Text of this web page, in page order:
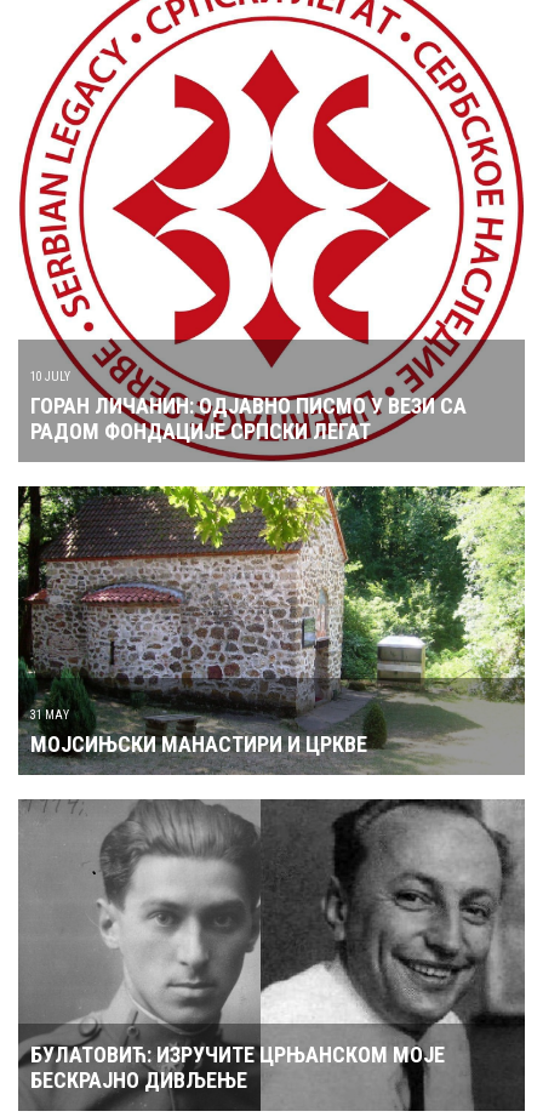
10 JULY
ГОРАН ЛИЧАНИН: ОДЈАВНО ПИСМО У ВЕЗИ СА
РАДОМ ФОНДАЦИЈЕ СРПСКИ ЛЕГАТ
31 MAY
МОЈСИЊСКИ МАНАСТИРИ И ЦРКВЕ
БУЛАТОВИЋ: ИЗРУЧИТЕ ЦРЊАНСКОМ МОЈЕ
БЕСКРАЈНО ДИВЉЕЊЕ